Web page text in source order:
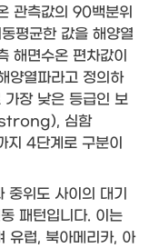
관측값의 90백분위
평균한 값을 해양열
해면수온 편차값이
양열파라고 정의하
장 낮은 등급인 보
심함
4단계로 구분이
중위도 사이의 대기
패턴입니다. 이는
유럽, 북아메리카, 아